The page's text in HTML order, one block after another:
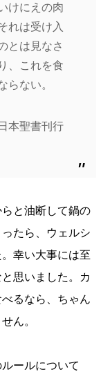
けにえの肉
れは受け入
とは見なさ
、これを食
らない。
本聖書刊行
と油断して鍋の
たら、ウェルシ
幸い大事には至
思いました。カ
るなら、ちゃん
ん。
ールについて